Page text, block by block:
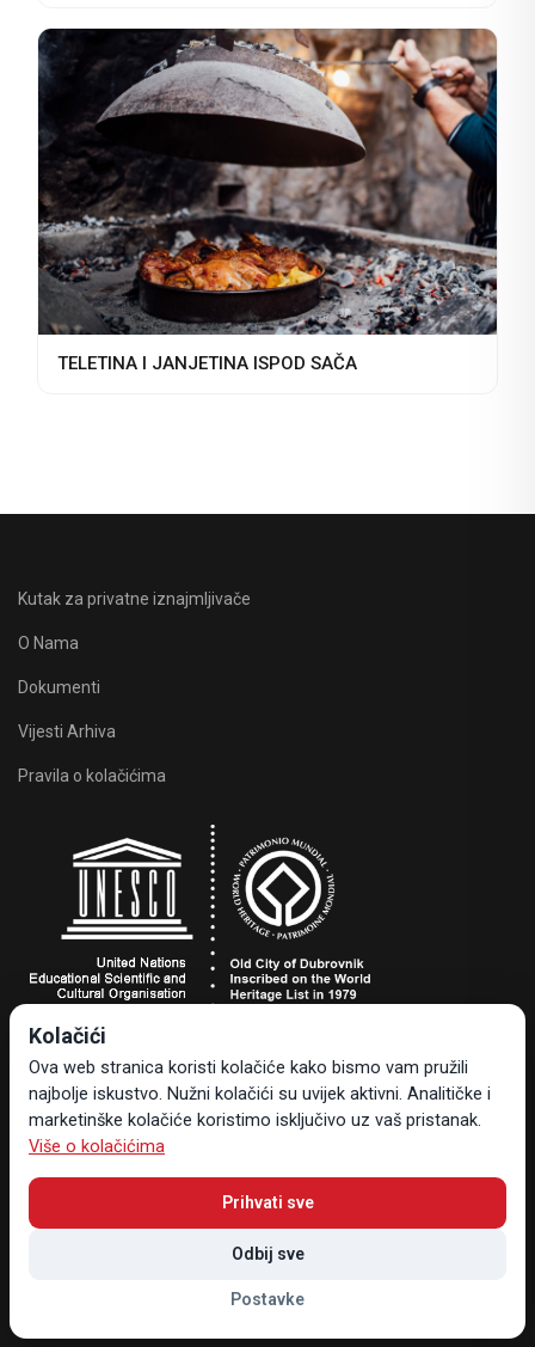
TELETINA I JANJETINA ISPOD SAČA
Kutak za privatne iznajmljivače
O Nama
Dokumenti
Vijesti Arhiva
Pravila o kolačićima
Turistička zajednica grada Dubrovnika
Dr. Ante Starčevića 24, 20000 Dubrovnik, Hrvatska
Tel +385 20 323-887
info@tzdubrovnik.hr
Dubrovnika © 2026 , Sva prava pridržana
Kolačići
Ova web stranica koristi kolačiće kako bismo vam pružili
najbolje iskustvo. Nužni kolačići su uvijek aktivni. Analitičke i
marketinške kolačiće koristimo isključivo uz vaš pristanak.
Više o kolačićima
Prihvati sve
Odbij sve
Postavke